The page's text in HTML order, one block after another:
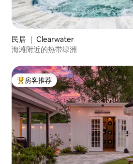
民居 ｜ Clearwater
海滩附近的热带绿洲
热门「房客推荐」
房客推荐